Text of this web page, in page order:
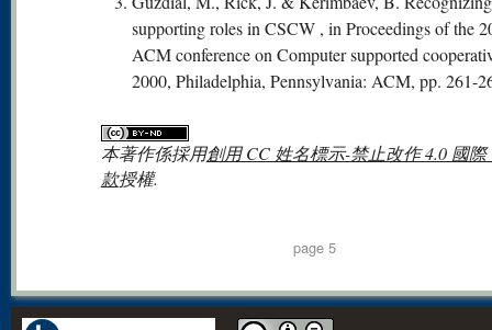
supporting roles in CSCW , in Proceedings of the
ACM conference on Computer supported
2000, Philadelphia, Pennsylvania: ACM, pp. 261-
本著作係採用創用 CC 姓名標示-禁止改作 4.0 國際
款授權.
page 5